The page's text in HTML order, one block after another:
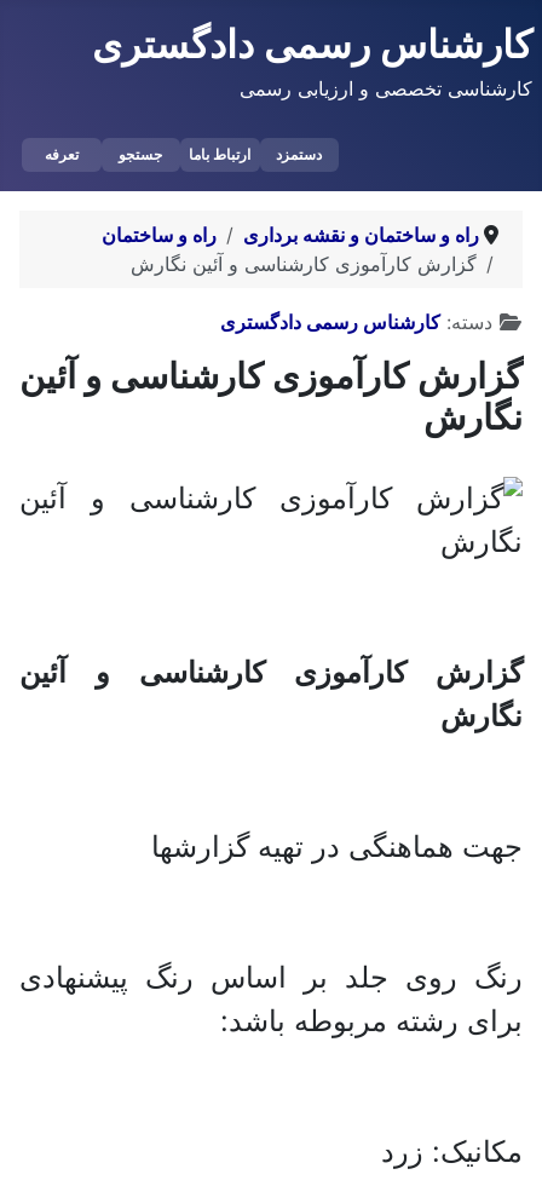
کارشناس رسمی دادگستری
کارشناسی تخصصی و ارزیابی رسمی
دستمزد ارتباط باما جستجو تعرفه
راه و ساختمان و نقشه برداری
راه و ساختمان
گزارش کارآموزی کارشناسی و آئین نگارش
توضیحات
دسته:کارشناس رسمی دادگستری
گزارش کارآموزی کارشناسی و آئین
نگارش
گزارش کارآموزی کارشناسی و آئین
نگارش
جهت هماهنگی در تهیه گزارشها
رنگ روی جلد بر اساس رنگ پیشنهادی
برای رشته مربوطه باشد:
مکانیک: زرد